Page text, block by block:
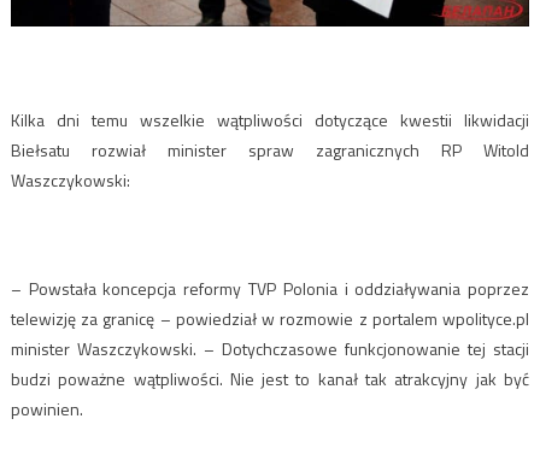
Kilka dni temu wszelkie wątpliwości dotyczące kwestii likwidacji
Biełsatu rozwiał minister spraw zagranicznych RP Witold
Waszczykowski:
– Powstała koncepcja reformy TVP Polonia i oddziaływania poprzez
telewizję za granicę – powiedział w rozmowie z portalem wpolityce.pl
minister Waszczykowski. – Dotychczasowe funkcjonowanie tej stacji
budzi poważne wątpliwości. Nie jest to kanał tak atrakcyjny jak być
powinien.